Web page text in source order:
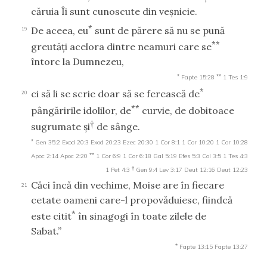
căruia Îi sunt cunoscute din veşnicie.
19 De aceea, eu* sunt de părere să nu se pună
greutăţi acelora dintre neamuri care se**
întorc la Dumnezeu,
* Fapte 15:28 ** 1 Tes 1:9
20 ci să li se scrie doar să se ferească de*
pângăririle idolilor, de** curvie, de dobitoace
sugrumate şi† de sânge.
* Gen 35:2 Exod 20:3 Exod 20:23 Ezec 20:30 1 Cor 8:1 1 Cor 10:20 1 Cor 10:28
Apoc 2:14 Apoc 2:20 ** 1 Cor 6:9 1 Cor 6:18 Gal 5:19 Efes 5:3 Col 3:5 1 Tes 4:3
1 Pet 4:3 † Gen 9:4 Lev 3:17 Deut 12:16 Deut 12:23
21
Căci încă din vechime, Moise are în fiecare
cetate oameni care-l propovăduiesc, fiindcă
este citit* în sinagogi în toate zilele de
Sabat.”
* Fapte 13:15 Fapte 13:27